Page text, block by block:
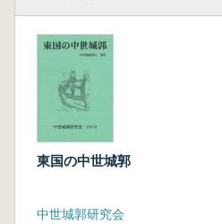
東国の中世城郭
中世城郭研究会